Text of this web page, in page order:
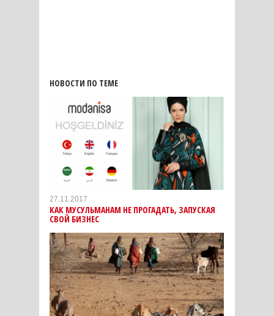
НОВОСТИ ПО ТЕМЕ
27.11.2017
КАК МУСУЛЬМАНАМ НЕ ПРОГАДАТЬ, ЗАПУСКАЯ
СВОЙ БИЗНЕС